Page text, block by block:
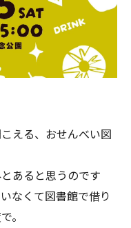
える、おせんべい図
あると思うのです
なくて図書館で借り
。